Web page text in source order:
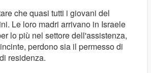
che quasi tutti i giovani del
Le loro madri arrivano in Israele
lo più nel settore dell'assistenza,
perdono sia il permesso di
residenza.